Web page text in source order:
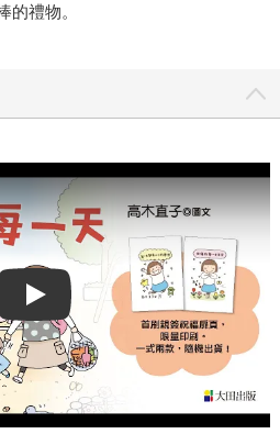
的禮物。
Play video